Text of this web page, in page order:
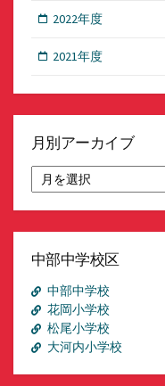
2022年度
2021年度
月別アーカイブ
別
ア
イ
中部中学校区
中部中学校
花岡小学校
松尾小学校
大河内小学校